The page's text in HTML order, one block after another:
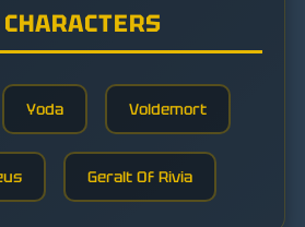
Yoda Voldemort
Geralt Of Rivia